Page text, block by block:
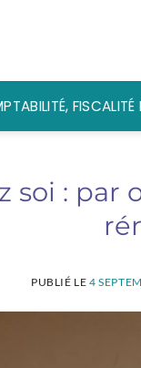
FISCALITÉ
soi :
PUBLIÉ LE 4